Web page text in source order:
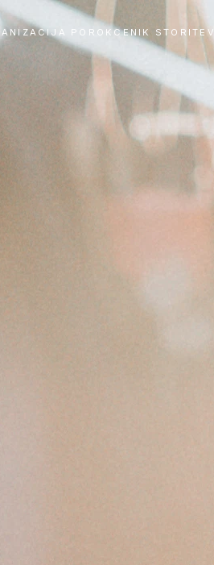
POROKCENIK STORITEV